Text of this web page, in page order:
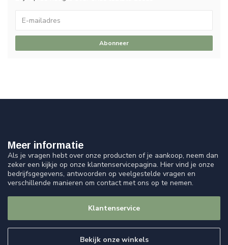
Abonneer
Meer informatie
Als je vragen hebt over onze producten of je aankoop, neem dan
zeker een kijkje op onze klantenservicepagina. Hier vind je onze
bedrijfsgegevens, antwoorden op veelgestelde vragen en
verschillende manieren om contact met ons op te nemen.
Klantenservice
Bekijk onze winkels